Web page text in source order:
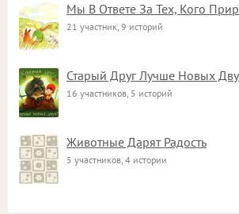
Мы В Ответе За Тех, Кого
21 участник, 9 историй
Старый Друг Лучше Новых
16 участников, 5 историй
Животные Дарят Радость
5 участников, 4 истории